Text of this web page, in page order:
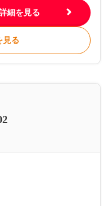
細を見る
見る